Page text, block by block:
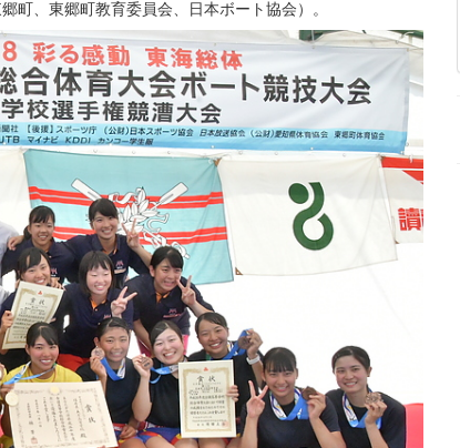
町、東郷町教育委員会、日本ボート協会）。